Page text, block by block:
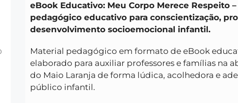
eBook Educativo: Meu Corpo Merece Respeito
pedagógico educativo para conscientização,
desenvolvimento socioemocional infantil.
Material pedagógico em formato de eBook
elaborado para auxiliar professores e famílias na
do Maio Laranja de forma lúdica, acolhedora e
público infantil.